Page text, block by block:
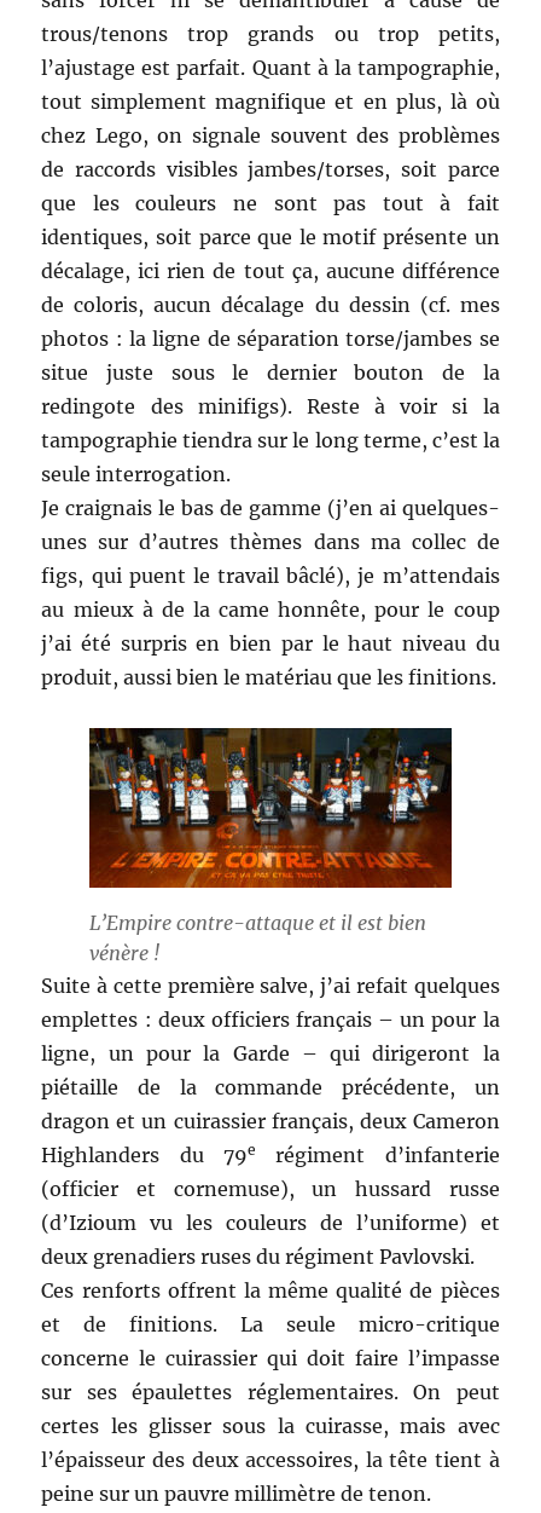
trous/tenons trop grands ou trop petits,
l’ajustage est parfait. Quant à la tampographie,
tout simplement magnifique et en plus, là où
chez Lego, on signale souvent des problèmes
de raccords visibles jambes/torses, soit parce
que les couleurs ne sont pas tout à fait
identiques, soit parce que le motif présente un
décalage, ici rien de tout ça, aucune différence
de coloris, aucun décalage du dessin (cf. mes
photos : la ligne de séparation torse/jambes se
situe juste sous le dernier bouton de la
redingote des minifigs). Reste à voir si la
tampographie tiendra sur le long terme, c’est la
seule interrogation.
Je craignais le bas de gamme (j’en ai quelques-
unes sur d’autres thèmes dans ma collec de
figs, qui puent le travail bâclé), je m’attendais
au mieux à de la came honnête, pour le coup
j’ai été surpris en bien par le haut niveau du
produit, aussi bien le matériau que les finitions.
L’Empire contre-attaque et il est bien
vénère !
Suite à cette première salve, j’ai refait quelques
emplettes : deux officiers français – un pour la
ligne, un pour la Garde – qui dirigeront la
piétaille de la commande précédente, un
dragon et un cuirassier français, deux Cameron
Highlanders du 79e
régiment d’infanterie
(officier et cornemuse), un hussard russe
(d’Izioum vu les couleurs de l’uniforme) et
deux grenadiers ruses du régiment Pavlovski.
Ces renforts offrent la même qualité de pièces
et de finitions. La seule micro-critique
concerne le cuirassier qui doit faire l’impasse
sur ses épaulettes réglementaires. On peut
certes les glisser sous la cuirasse, mais avec
l’épaisseur des deux accessoires, la tête tient à
peine sur un pauvre millimètre de tenon.